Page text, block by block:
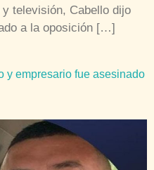
televisión, Cabello dijo
a la oposición […]
y empresario fue asesinado